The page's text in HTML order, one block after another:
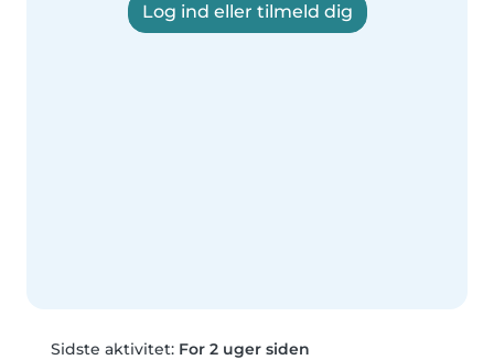
Log ind eller tilmeld dig
Sidste aktivitet: For 2 uger siden